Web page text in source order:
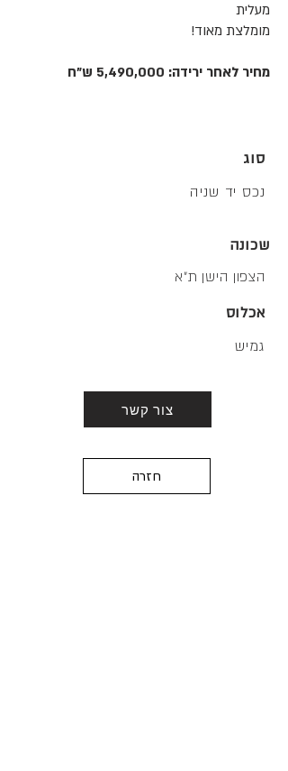
מעלית
מומלצת מאוד!
מחיר לאחר ירידה: 5,490,000 ש"ח
סוג
נכס יד שניה
שכונה
הצפון הישן ת״א
אכלוס
גמיש
צור קשר
חזרה